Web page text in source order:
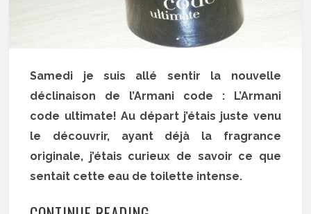
Samedi je suis allé sentir la nouvelle
déclinaison de l’Armani code : L’Armani
code ultimate! Au départ j’étais juste venu
le découvrir, ayant déjà la fragrance
originale, j’étais curieux de savoir ce que
sentait cette eau de toilette intense.